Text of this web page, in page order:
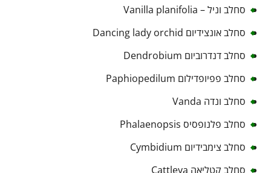
סחלב וניל – Vanilla planifolia
סחלב אונצידיום Dancing lady orchid
סחלב דנדרוביום Dendrobium
סחלב פפיופדילום Paphiopedilum
סחלב ונדה Vanda
סחלב פלנופסיס Phalaenopsis
סחלב צימבידיום Cymbidium
סחלב קטליאה Cattleya